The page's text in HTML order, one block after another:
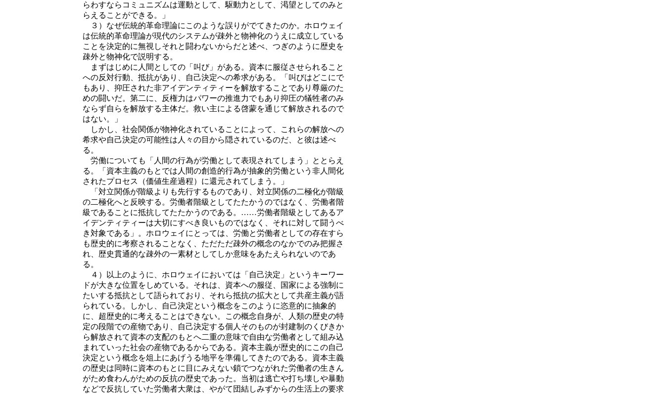
らわすならコミュニズムは運動として、駆動力として、渇望としてのみと
らえることができる。」
３）なぜ伝統的革命理論にこのような誤りがでてきたのか。ホロウェイ
は伝統的革命理論が現代のシステムが疎外と物神化のうえに成立している
ことを決定的に無視しそれと闘わないからだと述べ、つぎのように歴史を
疎外と物神化で説明する。
まずはじめに人間としての「叫び」がある。資本に服従させられること
への反対行動、抵抗があり、自己決定への希求がある。「叫びはどこにで
もあり、抑圧された非アイデンティティーを解放することであり尊厳のた
めの闘いだ。第二に、反権力はパワーの推進力でもあり抑圧の犠牲者のみ
ならず自らを解放する主体だ。救い主による啓蒙を通じて解放されるので
はない。」
しかし、社会関係が物神化されていることによって、これらの解放への
希求や自己決定の可能性は人々の目から隠されているのだ、と彼は述べ
る。
労働についても「人間の行為が労働として表現されてしまう」ととらえ
る。「資本主義のもとでは人間の創造的行為が抽象的労働という非人間化
されたプロセス（価値生産過程）に還元されてしまう。」
「対立関係が階級よりも先行するものであり、対立関係の二極化が階級
の二極化へと反映する。労働者階級としてたたかうのではなく、労働者階
級であることに抵抗してたたかうのである。……労働者階級としてあるア
イデンティティーは大切にすべき良いものではなく、それに対して闘うべ
き対象である」。ホロウェイにとっては、労働と労働者としての存在すら
も歴史的に考察されることなく、ただただ疎外の概念のなかでのみ把握さ
れ、歴史貫通的な疎外の一素材としてしか意味をあたえられないのであ
る。
４）以上のように、ホロウェイにおいては「自己決定」というキーワー
ドが大きな位置をしめている。それは、資本への服従、国家による強制に
たいする抵抗として語られており、それら抵抗の拡大として共産主義が語
られている。しかし、自己決定という概念をこのように恣意的に抽象的
に、超歴史的に考えることはできない。この概念自身が、人類の歴史の特
定の段階での産物であり、自己決定する個人そのものが封建制のくびきか
ら解放されて資本の支配のもとへ二重の意味で自由な労働者として組み込
まれていった社会の産物であるからである。資本主義が歴史的にこの自己
決定という概念を俎上にあげうる地平を準備してきたのである。資本主義
の歴史は同時に資本のもとに目にみえない鎖でつながれた労働者の生きん
がため食わんがための反抗の歴史であった。当初は逃亡や打ち壊しや暴動
などで反抗していた労働者大衆は、やがて団結しみずからの生活上の要求